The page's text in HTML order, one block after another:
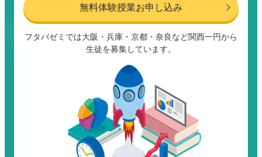
無料体験授業お申し込み
フタバゼミでは大阪・兵庫・京都・奈良など関西一円から
生徒を募集しています。